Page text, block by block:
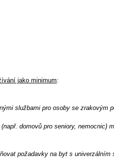
jako minimum:
službami pro osoby se zrakovým
domovů pro seniory, nemocnic)
požadavky na byt s univerzálním